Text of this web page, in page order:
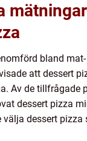
bland
att dessert
Av de tillfrågade
dessert pizza
välja dessert pizza